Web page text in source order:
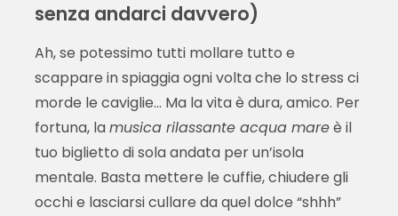
senza andarci davvero)
Ah, se potessimo tutti mollare tutto e
scappare in spiaggia ogni volta che lo stress ci
morde le caviglie... Ma la vita è dura, amico. Per
fortuna, lamusica rilassante acqua mareè il
tuo biglietto di sola andata per un’isola
mentale. Basta mettere le cuffie, chiudere gli
occhi e lasciarsi cullare da quel dolce “shhh”